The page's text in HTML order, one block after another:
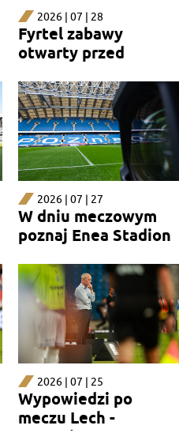
2026 | 07 | 28
Fyrtel zabawy
otwarty przed
2026 | 07 | 27
W dniu meczowym
poznaj Enea Stadion
2026 | 07 | 25
Wypowiedzi po
meczu Lech -
Cracovia